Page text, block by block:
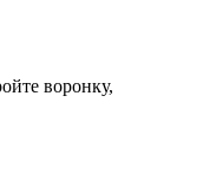
воронку,